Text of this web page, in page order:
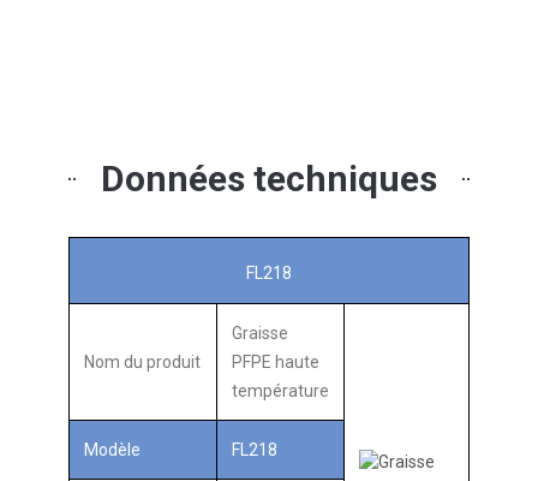
Données techniques
FL218
Nom du produit
Graisse
PFPE haute
température
Modèle FL218